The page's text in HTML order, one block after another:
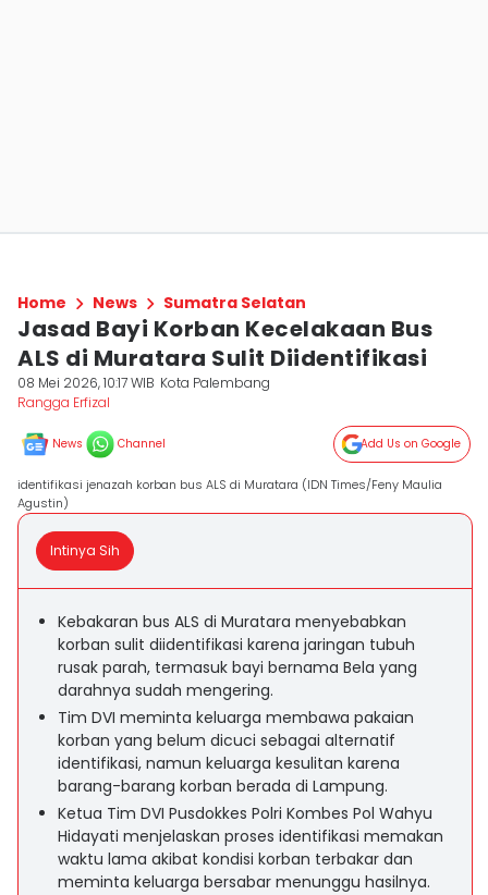
Home News Sumatra Selatan
Jasad Bayi Korban Kecelakaan Bus
ALS di Muratara Sulit Diidentifikasi
08 Mei 2026, 10:17 WIB Kota Palembang
Rangga Erfizal
News Channel Add Us on Google
identifikasi jenazah korban bus ALS di Muratara (IDN Times/Feny Maulia
Agustin)
Intinya Sih
Kebakaran bus ALS di Muratara menyebabkan
korban sulit diidentifikasi karena jaringan tubuh
rusak parah, termasuk bayi bernama Bela yang
darahnya sudah mengering.
Tim DVI meminta keluarga membawa pakaian
korban yang belum dicuci sebagai alternatif
identifikasi, namun keluarga kesulitan karena
barang-barang korban berada di Lampung.
Ketua Tim DVI Pusdokkes Polri Kombes Pol Wahyu
Hidayati menjelaskan proses identifikasi memakan
waktu lama akibat kondisi korban terbakar dan
meminta keluarga bersabar menunggu hasilnya.